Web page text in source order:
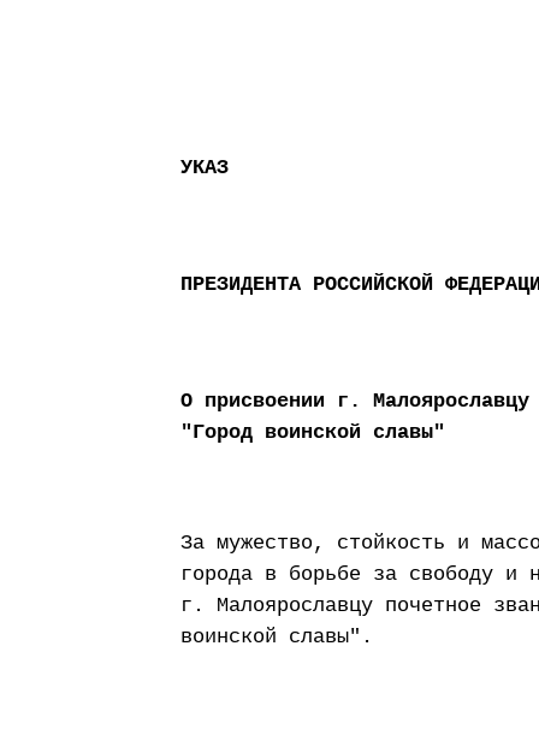
УКАЗ
ПРЕЗИДЕНТА РОССИЙСКОЙ
О присвоении г. Малоярославцу
"Город воинской славы"
За мужество, стойкость и
города в борьбе за свободу и
г. Малоярославцу почетное
воинской славы".